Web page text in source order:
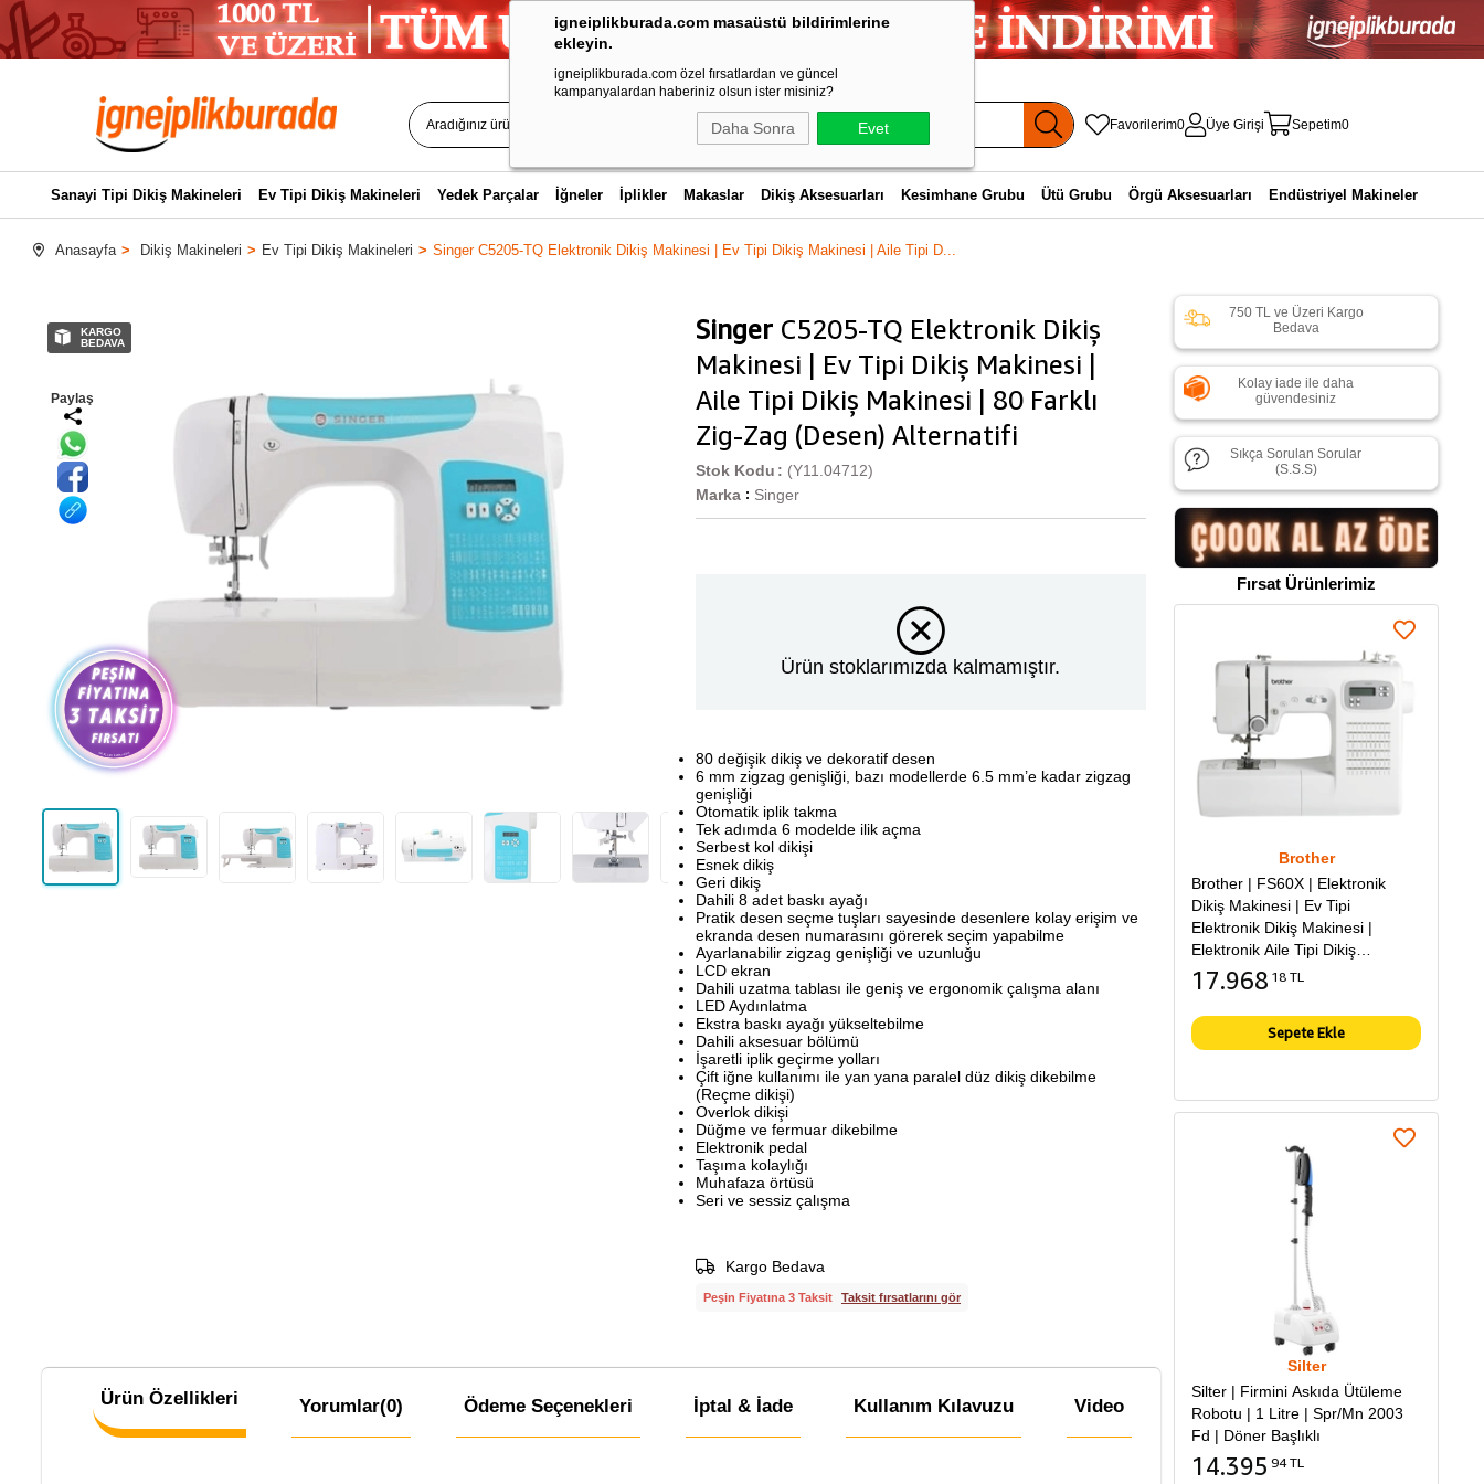
igneiplikburada.com masaüstü bildirimlerine
ekleyin.
igneiplikburada.com özel fırsatlardan ve güncel
kampanyalardan haberiniz olsun ister misiniz?
Daha Sonra Evet Favorilerim0 Üye Girişi Sepetim0
Sanayi Tipi Dikiş Makineleri Ev Tipi Dikiş Makineleri Yedek Parçalar İğneler İplikler Makaslar Dikiş Aksesuarları Kesimhane Grubu Ütü Grubu Örgü Aksesuarları Endüstriyel Makineler
Anasayfa Dikiş Makineleri Ev Tipi Dikiş Makineleri Singer C5205-TQ Elektronik Dikiş Makinesi | Ev Tipi Dikiş Makinesi | Aile Tipi D...
KARGO
BEDAVA
Paylaş
Singer C5205-TQ Elektronik Dikiş
Makinesi | Ev Tipi Dikiş Makinesi |
Aile Tipi Dikiş Makinesi | 80 Farklı
Zig-Zag (Desen) Alternatifi
(Y11.04712)
Stok Kodu
Marka : Singer
Ürün stoklarımızda kalmamıştır.
80 değişik dikiş ve dekoratif desen
6 mm zigzag genişliği, bazı modellerde 6.5 mm’e kadar zigzag
genişliği
Otomatik iplik takma
Tek adımda 6 modelde ilik açma
Serbest kol dikişi
Esnek dikiş
Geri dikiş
Dahili 8 adet baskı ayağı
Pratik desen seçme tuşları sayesinde desenlere kolay erişim ve
ekranda desen numarasını görerek seçim yapabilme
Ayarlanabilir zigzag genişliği ve uzunluğu
LCD ekran
Dahili uzatma tablası ile geniş ve ergonomik çalışma alanı
LED Aydınlatma
Ekstra baskı ayağı yükseltebilme
Dahili aksesuar bölümü
İşaretli iplik geçirme yolları
Çift iğne kullanımı ile yan yana paralel düz dikiş dikebilme
(Reçme dikişi)
Overlok dikişi
Düğme ve fermuar dikebilme
Elektronik pedal
Taşıma kolaylığı
Muhafaza örtüsü
Seri ve sessiz çalışma
Kargo Bedava
Peşin Fiyatına 3 Taksit Taksit fırsatlarını gör
Ürün Özellikleri Yorumlar(0) Ödeme Seçenekleri İptal & İade Kullanım Kılavuzu Video
750 TL ve Üzeri Kargo
Bedava
Kolay iade ile daha
güvendesiniz
Sıkça Sorulan Sorular
(S.S.S)
Fırsat Ürünlerimiz
Brother
Brother | FS60X | Elektronik
Dikiş Makinesi | Ev Tipi
Elektronik Dikiş Makinesi |
Elektronik Aile Tipi Dikiş
Makinesi
17.968 18 TL
Sepete Ekle
Silter
Silter | Firmini Askıda Ütüleme
Robotu | 1 Litre | Spr/Mn 2003
Fd | Döner Başlıklı
14.395 94 TL